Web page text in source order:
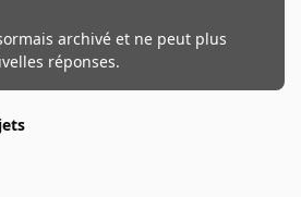
archivé et ne peut plus
réponses.